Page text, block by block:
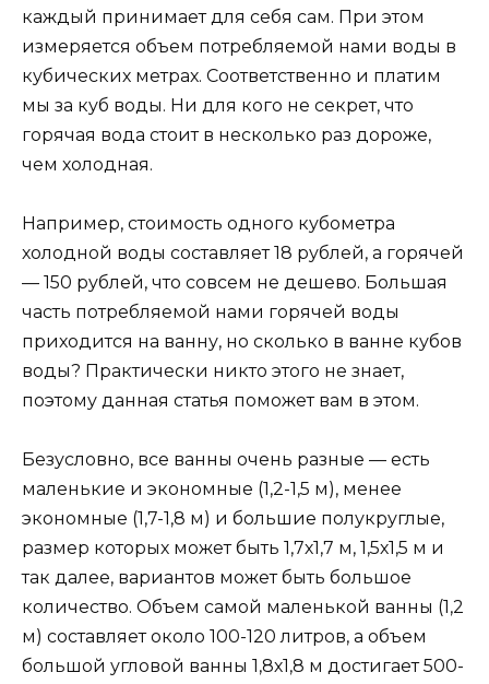
каждый принимает для себя сам. При этом
измеряется объем потребляемой нами воды в
кубических метрах. Соответственно и платим
мы за куб воды. Ни для кого не секрет, что
горячая вода стоит в несколько раз дороже,
чем холодная.
Например, стоимость одного кубометра
холодной воды составляет 18 рублей, а горячей
— 150 рублей, что совсем не дешево. Большая
часть потребляемой нами горячей воды
приходится на ванну, но сколько в ванне кубов
воды? Практически никто этого не знает,
поэтому данная статья поможет вам в этом.
Безусловно, все ванны очень разные — есть
маленькие и экономные (1,2-1,5 м), менее
экономные (1,7-1,8 м) и большие полукруглые,
размер которых может быть 1,7х1,7 м, 1,5х1,5 м и
так далее, вариантов может быть большое
количество. Объем самой маленькой ванны (1,2
м) составляет около 100-120 литров, а объем
большой угловой ванны 1,8х1,8 м достигает 500-